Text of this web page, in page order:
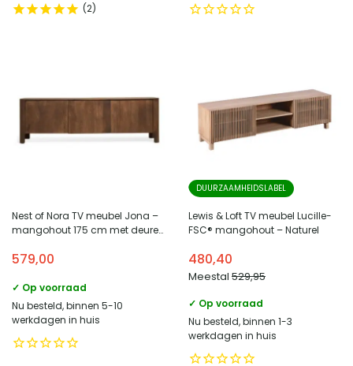
2
Nest of Nora TV meubel Jona –
mangohout 175 cm met deuren
579,00
✓ Op voorraad
Nu besteld, binnen 5-10
werkdagen in huis
DUURZAAMHEIDSLABEL
Lewis & Loft TV meubel Lucille-
FSC® mangohout – Naturel
480,40
Meestal 529,95
✓ Op voorraad
Nu besteld, binnen 1-3
werkdagen in huis